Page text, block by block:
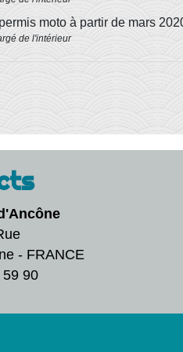
moto à partir de mars
de l'intérieur
- FRANCE
90